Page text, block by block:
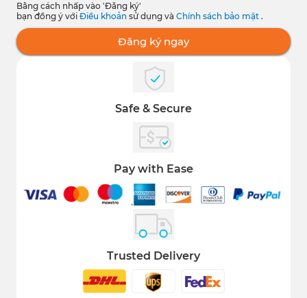
Bằng cách nhấp vào 'Đăng ký'
bạn đồng ý với Điều khoản sử dụng và Chính sách bảo mật .
Đăng ký ngay
Safe & Secure
Pay with Ease
Trusted Delivery